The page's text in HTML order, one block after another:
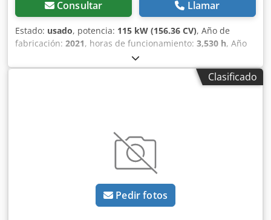
Consultar Llamar
Estado: usado, potencia: 115 kW (156.36 CV), Año de
fabricación: 2021, horas de funcionamiento: 3,530 h, Año
de fabricación: 2021 Peso en vacío: 16.000 kg Dimensiones
(lxanxal): 595 x 231 x 296 cm Tipo de motor: Deutz DEUTZ
TCD 4.1 L4 156CV Credoxb Aymepfx Abxsf Ubicación:
esencial en el proceso de construcción. Ancho de tambor:
2.140 mm Diámetro de tambor: 1.504 mm Capacidad de
depósito: 290 l Amplitud: 2,13/1,37 mm CE
Clasificado
Pedir fotos